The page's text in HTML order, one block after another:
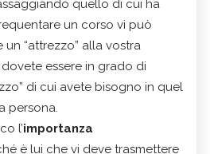
quello di cui ha
un corso vi può
“attrezzo” alla vostra
essere in grado di
di cui avete bisogno in quel
persona.
l’importanza
è lui che vi deve trasmettere